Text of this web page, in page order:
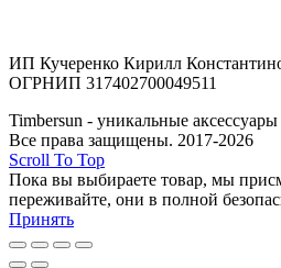
ИП Кучеренко Кирилл
ОГРНИП 317402700049511
Timbersun - уникальные аксессуары
Все права защищены. 2017-2026
Scroll To Top
Пока вы выбираете товар, мы
переживайте, они в полной
Принять